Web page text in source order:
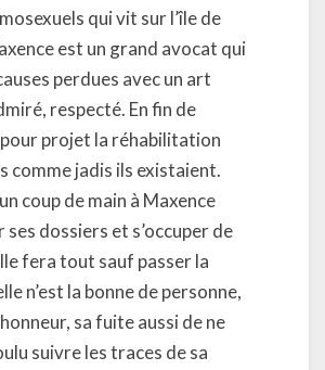
qui vit sur l’île de
est un grand avocat qui
perdues avec un art
respecté. En fin de
projet la réhabilitation
comme jadis ils existaient.
coup de main à Maxence
ses dossiers et s’occuper de
fera tout sauf passer la
n’est la bonne de personne,
sa fuite aussi de ne
suivre les traces de sa